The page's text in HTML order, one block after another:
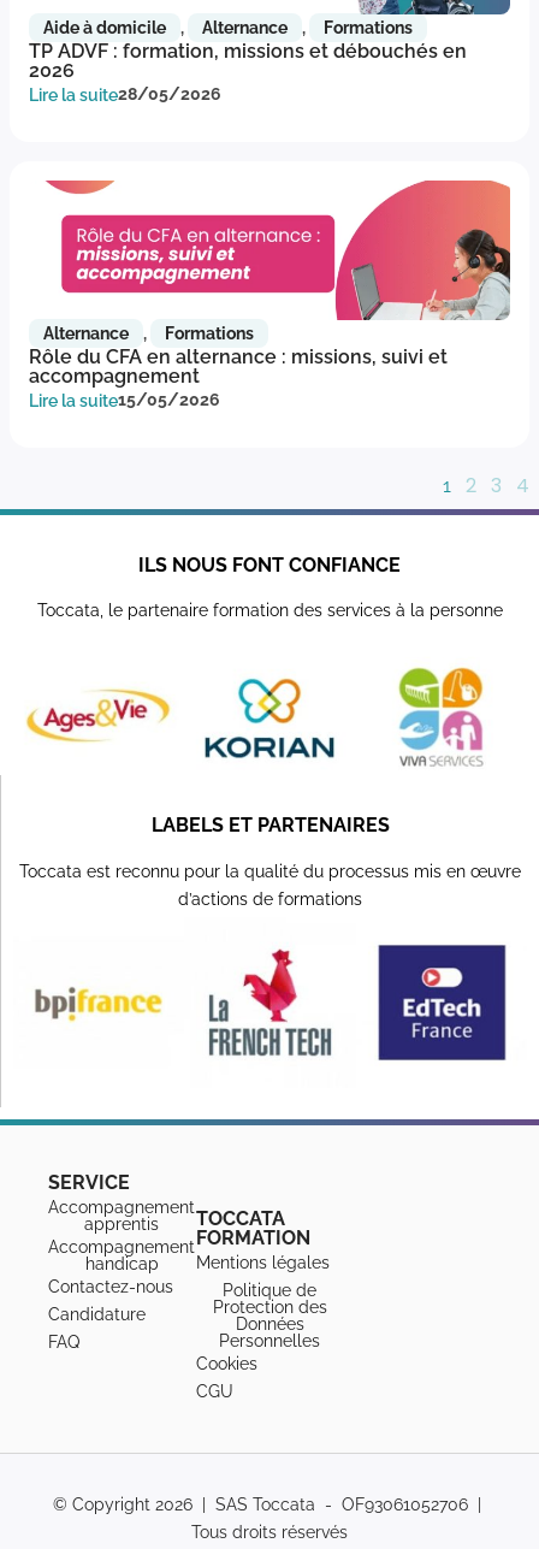
Aide à domicile , Alternance , Formations
TP ADVF : formation, missions et débouchés en
2026
Lire la suite28/05/2026
Alternance , Formations
Rôle du CFA en alternance : missions, suivi et
accompagnement
Lire la suite15/05/2026
1 2 3 4
ILS NOUS FONT CONFIANCE
Toccata, le partenaire formation des services à la personne
LABELS ET PARTENAIRES
Toccata est reconnu pour la qualité du processus mis en œuvre
d’actions de formations
SERVICE
Accompagnement
apprentis
Accompagnement
handicap
Contactez-nous
Candidature
FAQ
TOCCATA
FORMATION
Mentions légales
Politique de
Protection des
Données
Personnelles
Cookies
CGU
© Copyright 2026 | SAS Toccata - OF93061052706 |
Tous droits réservés